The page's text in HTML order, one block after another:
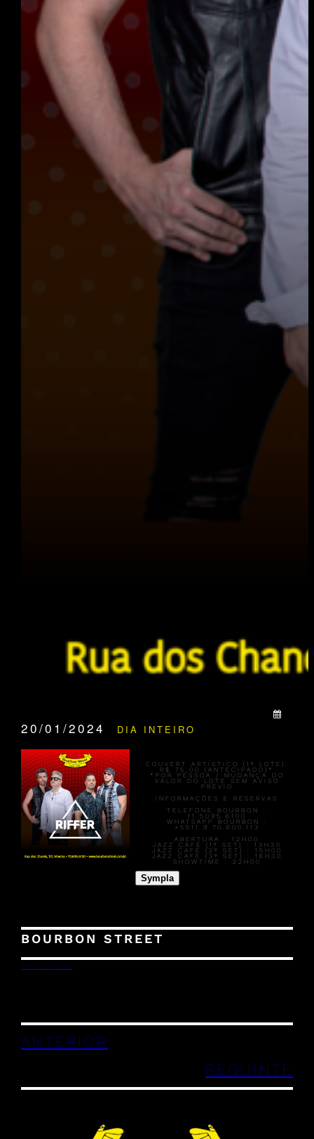
20/01/2024 DIA INTEIRO
COUVERT ARTÍSTICO (1º LOTE):
R$ 75,00
(ANTECIPADO)*
*POR PESSOA / MUDANÇA DO
VALOR DO LOTE SEM AVISO
PRÉVIO
INFORMAÇÕES E RESERVAS
TELEFONE BOURBON :
11.5095.6100
WHATSAPP BOURBON :
+5511.9.70.600.113
ABERTURA :
12H00
JAZZ CAFÉ (1º SET) :
13H30
JAZZ CAFÉ (2º SET) :
15H00
JAZZ CAFÉ (3º SET) :
16H30
SHOWTIME :
22H00
Sympla
BOURBON STREET
29/12/2023
ANTERIOR
SEGUINTE